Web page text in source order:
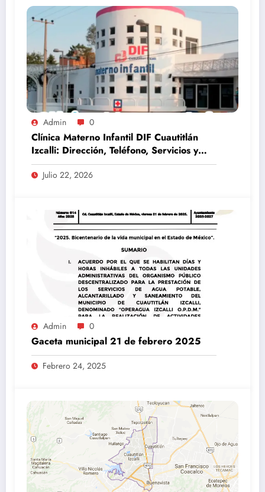
Admin 0
Clínica Materno Infantil DIF Cuautitlán
Izcalli: Dirección, Teléfono, Servicios y
Horarios (Guía 2026)
Julio 22, 2026
Admin 0
Gaceta municipal 21 de febrero 2025
Febrero 24, 2025